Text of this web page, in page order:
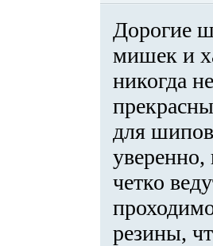
Дорогие
мишек и
никогда
для
четко
резины,